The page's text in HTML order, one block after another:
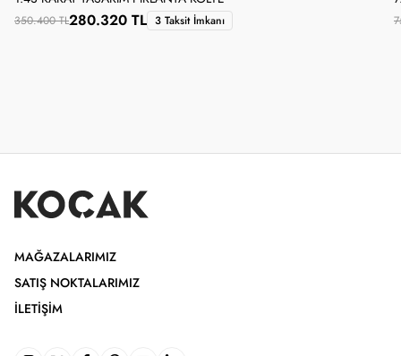
350.400 TL280.320 TL 3 Taksit İmkanı
MAĞAZALARIMIZ
SATIŞ NOKTALARIMIZ
İLETIŞIM